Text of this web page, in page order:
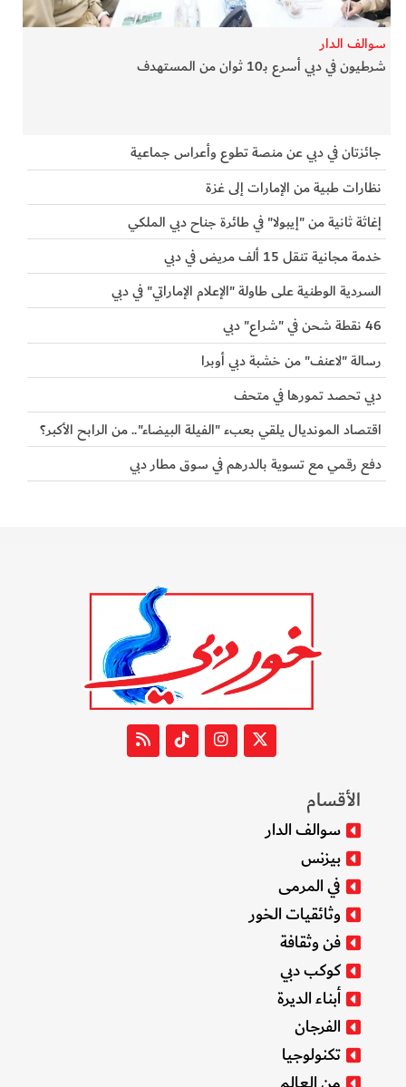
سوالف الدار
شرطيون في دبي أسرع بـ10 ثوان من المستهدف
جائزتان في دبي عن منصة تطوع وأعراس جماعية
نظارات طبية من الإمارات إلى غزة
إغاثة ثانية من "إيبولا" في طائرة جناح دبي الملكي
خدمة مجانية تنقل 15 ألف مريض في دبي
السردية الوطنية على طاولة "الإعلام الإماراتي" في دبي
46 نقطة شحن في "شراع" دبي
رسالة "لاعنف" من خشبة دبي أوبرا
دبي تحصد تمورها في متحف
اقتصاد المونديال يلقي بعبء "الفيلة البيضاء".. من الرابح الأكبر؟
دفع رقمي مع تسوية بالدرهم في سوق مطار دبي
الأقسام
سوالف الدار
بيزنس
في المرمى
وثائقيات الخور
فن وثقافة
كوكب دبي
أبناء الديرة
الفرجان
تكنولوجيا